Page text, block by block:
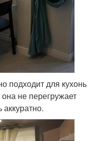
подходит для кухонь
не перегружает